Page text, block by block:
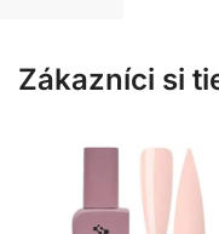
Zákazníci si